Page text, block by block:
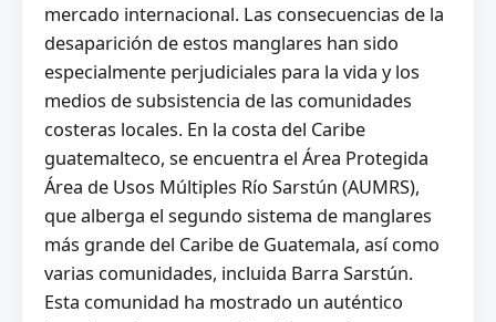
mercado internacional. Las consecuencias de la
desaparición de estos manglares han sido
especialmente perjudiciales para la vida y los
medios de subsistencia de las comunidades
costeras locales. En la costa del Caribe
guatemalteco, se encuentra el Área Protegida
Área de Usos Múltiples Río Sarstún (AUMRS),
que alberga el segundo sistema de manglares
más grande del Caribe de Guatemala, así como
varias comunidades, incluida Barra Sarstún.
Esta comunidad ha mostrado un auténtico